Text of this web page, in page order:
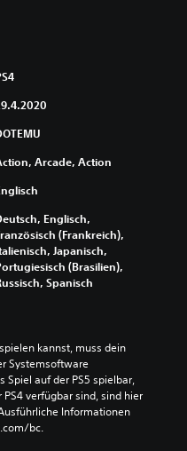
Arcade, Action
Englisch,
(Frankreich),
Japanisch,
(Brasilien),
Spanisch
kannst, muss dein
Systemsoftware
Spiel auf der PS5 spielbar,
verfügbar sind, sind hier
Informationen
bc.